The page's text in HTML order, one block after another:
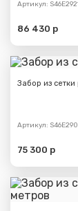
Артикул:
86 430 р
Забор из
Артикул:
75 300 р